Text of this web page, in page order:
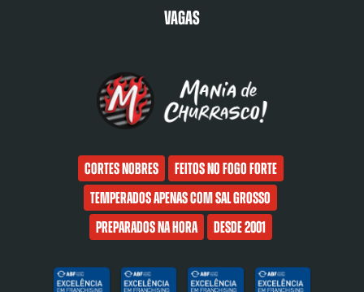
Vagas
Cortes nobres
Feitos no fogo forte
Temperados apenas com sal grosso
Preparados na hora
Desde 2001